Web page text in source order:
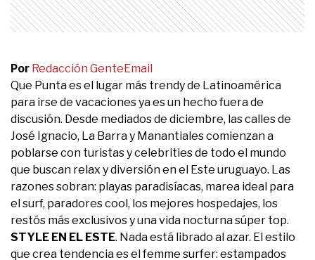
Por Redacción GenteEmail
Que Punta es el lugar más trendy de Latinoamérica
para irse de vacaciones ya es un hecho fuera de
discusión. Desde mediados de diciembre, las calles de
José Ignacio, La Barra y Manantiales comienzan a
poblarse con turistas y celebrities de todo el mundo
que buscan relax y diversión en el Este uruguayo. Las
razones sobran: playas paradisíacas, marea ideal para
el surf, paradores cool, los mejores hospedajes, los
restós más exclusivos y una vida nocturna súper top.
STYLE EN EL ESTE. Nada está librado al azar. El estilo
que crea tendencia es el femme surfer: estampados